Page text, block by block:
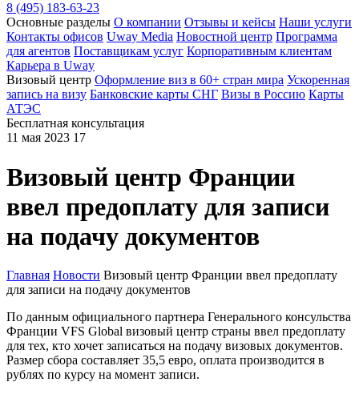
8 (495) 183-63-23
Основные разделы О компании Отзывы и кейсы Наши услуги
Контакты офисов Uway Media Новостной центр Программа
для агентов Поставщикам услуг Корпоративным клиентам
Карьера в Uway
Визовый центр Оформление виз в 60+ стран мира Ускоренная
запись на визу Банковские карты СНГ Визы в Россию Карты
АТЭС
Бесплатная консультация
11 мая 2023 17
Визовый центр Франции
ввел предоплату для записи
на подачу документов
Главная Новости Визовый центр Франции ввел предоплату
для записи на подачу документов
По данным официального партнера Генерального консульства
Франции VFS Global визовый центр страны ввел предоплату
для тех, кто хочет записаться на подачу визовых документов.
Размер сбора составляет 35,5 евро, оплата производится в
рублях по курсу на момент записи.